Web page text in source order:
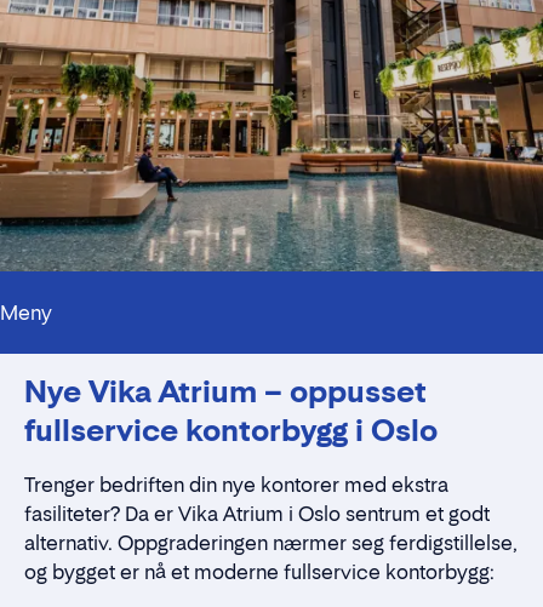
Meny
Beliggenhet
Kontakt
Nye Vika Atrium – oppusset
fullservice kontorbygg i Oslo
Trenger bedriften din nye kontorer med ekstra
fasiliteter? Da er Vika Atrium i Oslo sentrum et godt
alternativ. Oppgraderingen nærmer seg ferdigstillelse,
og bygget er nå et moderne fullservice kontorbygg: